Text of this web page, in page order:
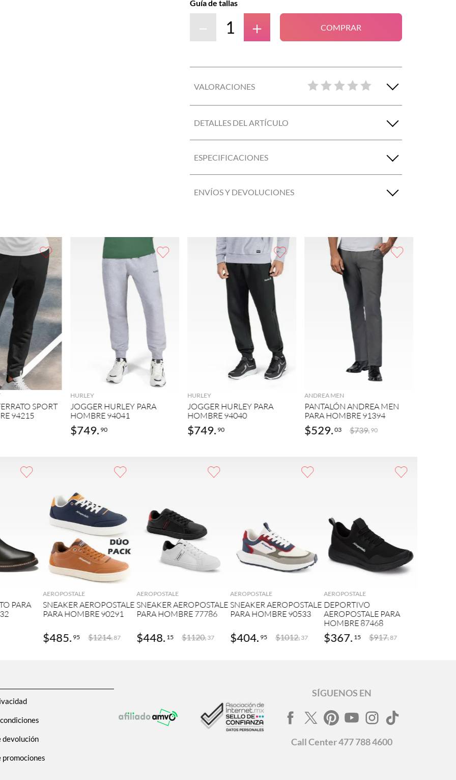
Guía de tallas
＋
－ COMPRAR
VALORACIONES
DETALLES DEL ARTÍCULO
ESPECIFICACIONES
ENVÍOS Y DEVOLUCIONES
SPORT
94215
AGREGAR
HURLEY
JOGGER HURLEY PARA
HOMBRE 94041
$749. 90
AGREGAR
HURLEY
JOGGER HURLEY PARA
HOMBRE 94040
$749. 90
AGREGAR
ANDREA MEN
PANTALÓN ANDREA MEN
PARA HOMBRE 91394
$529.03 $739. 90
PARA
AGREGAR
AEROPOSTALE
SNEAKER AEROPOSTALE
PARA HOMBRE 90291
$485. 95 $1214.87
AGREGAR
AEROPOSTALE
SNEAKER AEROPOSTALE
PARA HOMBRE 77786
$448. 15 $1120. 37
AGREGAR
AEROPOSTALE
SNEAKER AEROPOSTALE
PARA HOMBRE 90533
$404. 95 $1012. 37
AGREGAR
AEROPOSTALE
DEPORTIVO
AEROPOSTALE PARA
HOMBRE 87468
$367. 15 $917.87
devolución
promociones
SÍGUENOS EN
CallCenter477 788 4600